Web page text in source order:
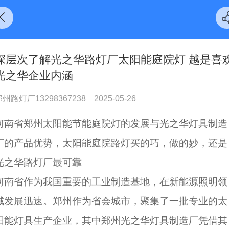
层次了解光之华路灯厂太阳能庭院灯 越是喜
之华企业内涵
州路灯厂13298367238 2025-05-26
南省郑州太阳能节能庭院灯的发展与光之华灯具制造
的产品优势，太阳能庭院路灯买的巧，做的妙，还是
之华路灯厂最可靠
南省作为我国重要的工业制造基地，在新能源照明领
发展迅速。郑州作为省会城市，聚集了一批专业的太
能灯具生产企业，其中郑州光之华灯具制造厂凭借其